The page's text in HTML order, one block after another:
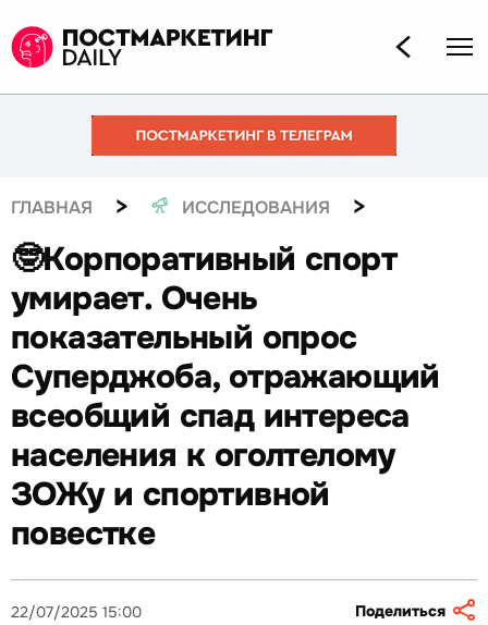
ГЛАВНАЯ > ИССЛЕДОВАНИЯ >
🤓Корпоративный спорт
умирает. Очень
показательный опрос
Суперджоба, отражающий
всеобщий спад интереса
населения к оголтелому
ЗОЖу и спортивной
повестке
22/07/2025 15:00 Поделиться